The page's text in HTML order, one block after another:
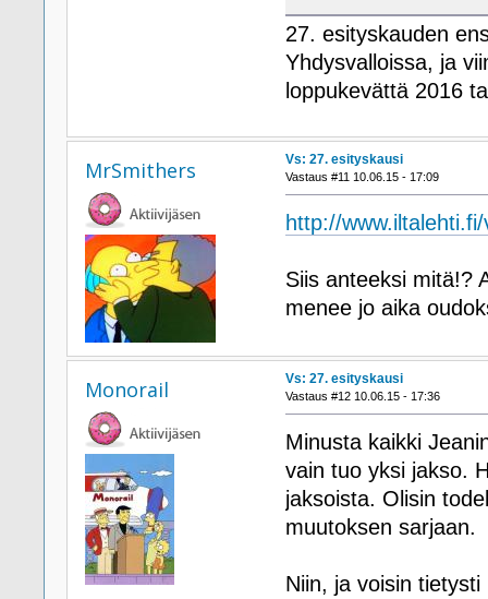
27. esityskauden
Yhdysvalloissa, ja
loppukevättä 2016
MrSmithers Vs: 27. esityskausi
Vastaus #11 10.06.15 - 17:09
http://
Siis anteeksi mitä!?
menee jo aika
Monorail Vs: 27. esityskausi
Vastaus #12 10.06.15 - 17:36
Minusta kaikki
vain tuo yksi jakso.
jaksoista. Olisin
muutoksen sarjaan.
Niin, ja voisin